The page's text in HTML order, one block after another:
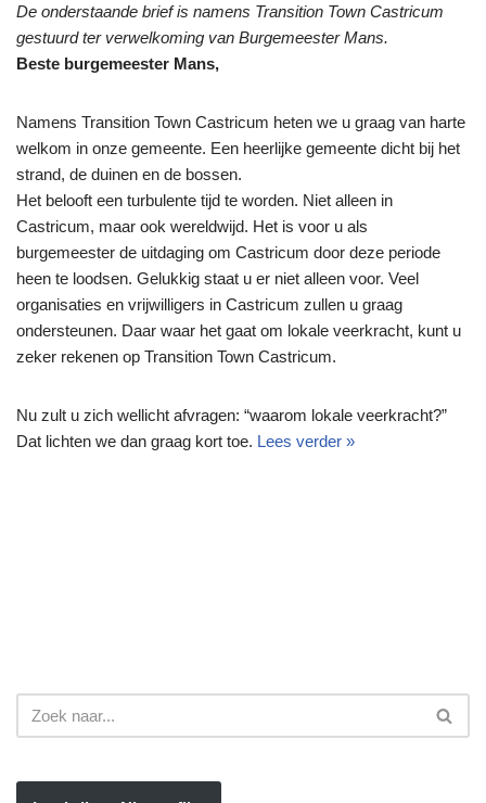
De onderstaande brief is namens Transition Town Castricum
gestuurd ter verwelkoming van Burgemeester Mans.
Beste burgemeester Mans,
Namens Transition Town Castricum heten we u graag van harte
welkom in onze gemeente. Een heerlijke gemeente dicht bij het
strand, de duinen en de bossen.
Het belooft een turbulente tijd te worden. Niet alleen in
Castricum, maar ook wereldwijd. Het is voor u als
burgemeester de uitdaging om Castricum door deze periode
heen te loodsen. Gelukkig staat u er niet alleen voor. Veel
organisaties en vrijwilligers in Castricum zullen u graag
ondersteunen. Daar waar het gaat om lokale veerkracht, kunt u
zeker rekenen op Transition Town Castricum.
Nu zult u zich wellicht afvragen: “waarom lokale veerkracht?”
Dat lichten we dan graag kort toe. Lees verder »